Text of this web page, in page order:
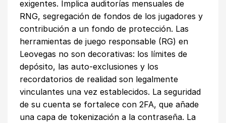
exigentes. Implica auditorías mensuales de
RNG, segregación de fondos de los jugadores y
contribución a un fondo de protección. Las
herramientas de juego responsable (RG) en
Leovegas no son decorativas: los límites de
depósito, las auto-exclusiones y los
recordatorios de realidad son legalmente
vinculantes una vez establecidos. La seguridad
de su cuenta se fortalece con 2FA, que añade
una capa de tokenización a la contraseña. La